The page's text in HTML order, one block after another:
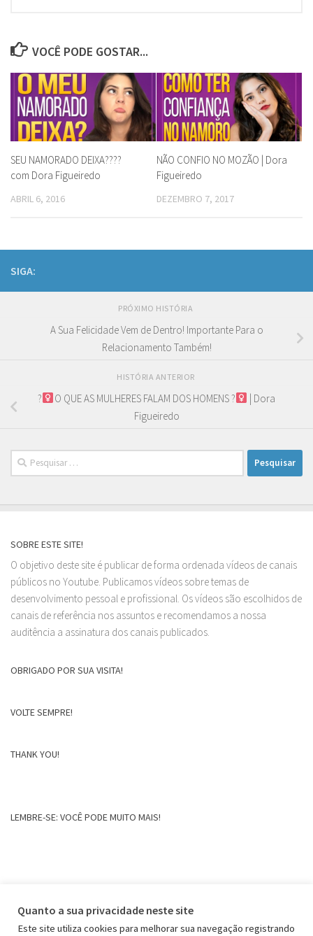
VOCÊ PODE GOSTAR...
SEU NAMORADO DEIXA????
com Dora Figueiredo
ABRIL 6, 2016
NÃO CONFIO NO MOZÃO | Dora
Figueiredo
DEZEMBRO 7, 2017
SIGA:
PRÓXIMO HISTÓRIA
A Sua Felicidade Vem de Dentro! Importante Para o
Relacionamento Também!
HISTÓRIA ANTERIOR
?‍ O QUE AS MULHERES FALAM DOS HOMENS ?‍
| Dora
Figueiredo
Pesquisar
por:
SOBRE ESTE SITE!
O objetivo deste site é publicar de forma ordenada vídeos de canais
públicos no Youtube. Publicamos vídeos sobre temas de
desenvolvimento pessoal e profissional. Os vídeos são escolhidos de
canais de referência nos assuntos e recomendamos a nossa
auditência a assinatura dos canais publicados.
OBRIGADO POR SUA VISITA!
VOLTE SEMPRE!
THANK YOU!
LEMBRE-SE: VOCÊ PODE MUITO MAIS!
Quanto a sua privacidade neste site
Este site utiliza cookies para melhorar sua navegação registrando